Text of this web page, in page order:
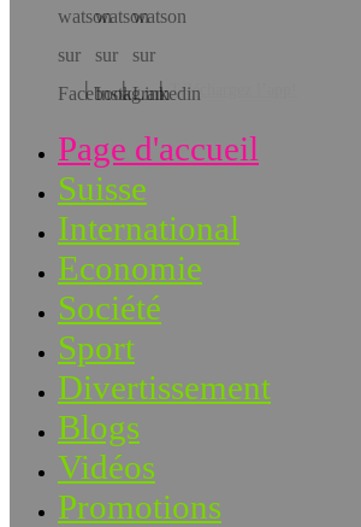
Téléchargez l’app!
Page d'accueil
Suisse
International
Economie
Société
Sport
Divertissement
Blogs
Vidéos
Promotions